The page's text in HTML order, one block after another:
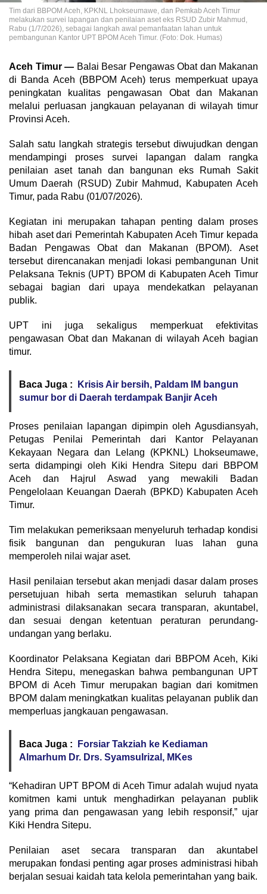
Tim dari BBPOM Aceh, KPKNL Lhokseumawe, dan Pemkab Aceh Timur
melakukan survei lapangan dan penilaian aset eks RSUD Zubir Mahmud,
Rabu (1/7/2026), sebagai langkah awal pemanfaatan lahan untuk
pembangunan Kantor UPT BPOM Aceh Timur. (Foto: Dok. Humas)
Aceh Timur — Balai Besar Pengawas Obat dan Makanan
di Banda Aceh (BBPOM Aceh) terus memperkuat upaya
peningkatan kualitas pengawasan Obat dan Makanan
melalui perluasan jangkauan pelayanan di wilayah timur
Provinsi Aceh.
Salah satu langkah strategis tersebut diwujudkan dengan
mendampingi proses survei lapangan dalam rangka
penilaian aset tanah dan bangunan eks Rumah Sakit
Umum Daerah (RSUD) Zubir Mahmud, Kabupaten Aceh
Timur, pada Rabu (01/07/2026).
Kegiatan ini merupakan tahapan penting dalam proses
hibah aset dari Pemerintah Kabupaten Aceh Timur kepada
Badan Pengawas Obat dan Makanan (BPOM). Aset
tersebut direncanakan menjadi lokasi pembangunan Unit
Pelaksana Teknis (UPT) BPOM di Kabupaten Aceh Timur
sebagai bagian dari upaya mendekatkan pelayanan
publik.
UPT ini juga sekaligus memperkuat efektivitas
pengawasan Obat dan Makanan di wilayah Aceh bagian
timur.
Baca Juga :
Krisis Air bersih, Paldam IM bangun
sumur bor di Daerah terdampak Banjir Aceh
Proses penilaian lapangan dipimpin oleh Agusdiansyah,
Petugas Penilai Pemerintah dari Kantor Pelayanan
Kekayaan Negara dan Lelang (KPKNL) Lhokseumawe,
serta didampingi oleh Kiki Hendra Sitepu dari BBPOM
Aceh dan Hajrul Aswad yang mewakili Badan
Pengelolaan Keuangan Daerah (BPKD) Kabupaten Aceh
Timur.
Tim melakukan pemeriksaan menyeluruh terhadap kondisi
fisik bangunan dan pengukuran luas lahan guna
memperoleh nilai wajar aset.
Hasil penilaian tersebut akan menjadi dasar dalam proses
persetujuan hibah serta memastikan seluruh tahapan
administrasi dilaksanakan secara transparan, akuntabel,
dan sesuai dengan ketentuan peraturan perundang-
undangan yang berlaku.
Koordinator Pelaksana Kegiatan dari BBPOM Aceh, Kiki
Hendra Sitepu, menegaskan bahwa pembangunan UPT
BPOM di Aceh Timur merupakan bagian dari komitmen
BPOM dalam meningkatkan kualitas pelayanan publik dan
memperluas jangkauan pengawasan.
Baca Juga :
Forsiar Takziah ke Kediaman
Almarhum Dr. Drs. Syamsulrizal, MKes
“Kehadiran UPT BPOM di Aceh Timur adalah wujud nyata
komitmen kami untuk menghadirkan pelayanan publik
yang prima dan pengawasan yang lebih responsif,” ujar
Kiki Hendra Sitepu.
Penilaian aset secara transparan dan akuntabel
merupakan fondasi penting agar proses administrasi hibah
berjalan sesuai kaidah tata kelola pemerintahan yang baik.